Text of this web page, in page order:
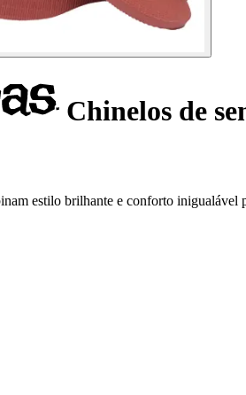
Chinelos de
estilo brilhante e conforto inigualável